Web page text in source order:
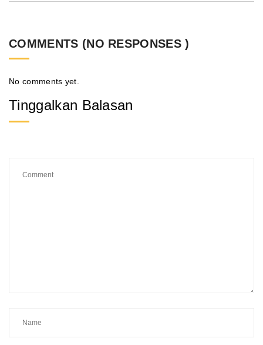
COMMENTS (NO RESPONSES )
No comments yet.
Tinggalkan Balasan